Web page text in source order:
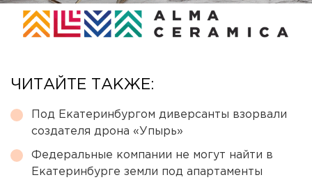
ЧИТАЙТЕ ТАКЖЕ:
Под Екатеринбургом диверсанты взорвали
создателя дрона «Упырь»
Федеральные компании не могут найти в
Екатеринбурге земли под апартаменты